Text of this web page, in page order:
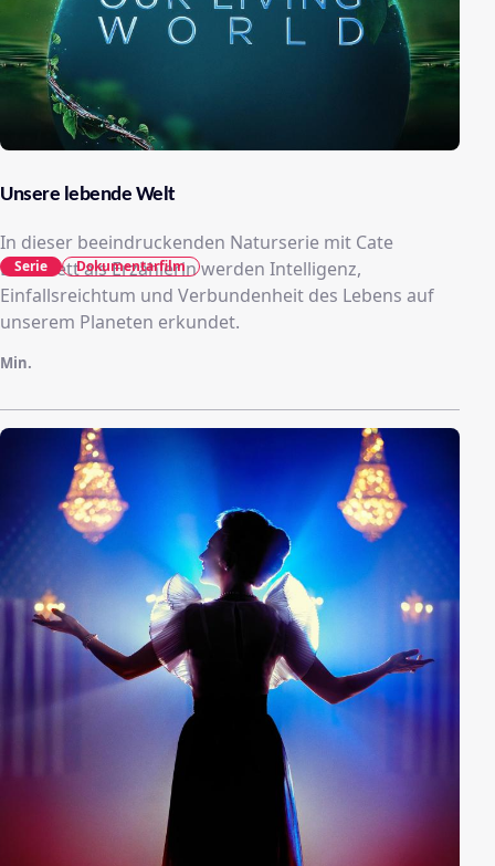
Unsere lebende Welt
In dieser beeindruckenden Naturserie mit Cate
Blanchett als Erzählerin werden Intelligenz,
Einfallsreichtum und Verbundenheit des Lebens auf
unserem Planeten erkundet.
Min.
Serie Dokumentarfilm